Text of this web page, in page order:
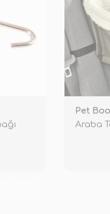
Pet
Araba